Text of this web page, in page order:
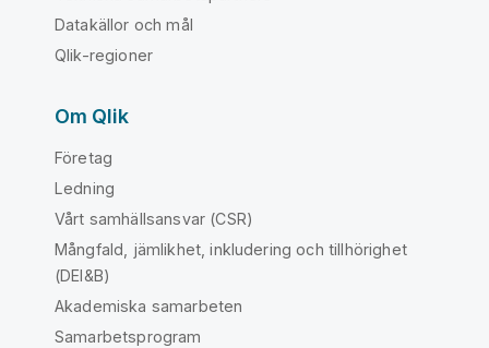
Datakällor och mål
Qlik-regioner
Om Qlik
Företag
Ledning
Vårt samhällsansvar (CSR)
Mångfald, jämlikhet, inkludering och tillhörighet
(DEI&B)
Akademiska samarbeten
Samarbetsprogram